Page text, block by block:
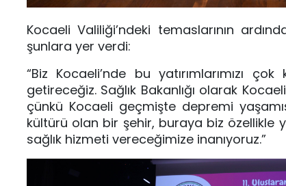
Kocaeli Valiliği’ndeki temaslarının
şunlara yer verdi:
“Biz Kocaeli’nde bu yatırımlarımızı
getireceğiz. Sağlık Bakanlığı olarak
çünkü Kocaeli geçmişte depremi
kültürü olan bir şehir, buraya biz özellikle
sağlık hizmeti vereceğimize inanıyoruz.”